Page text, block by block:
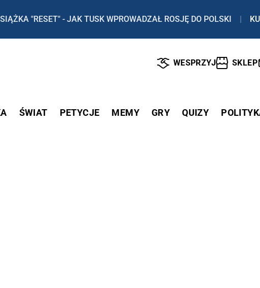
"RESET" - JAK TUSK WPROWADZAŁ ROSJĘ DO POLSKI |
WESPRZYJ SKLEP
ŚWIAT PETYCJE MEMY GRY QUIZY